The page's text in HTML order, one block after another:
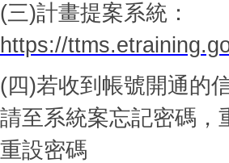
(三)計畫提案系統：
https://
(四)若收到帳號開通的
請至系統案忘記密碼，
重設密碼